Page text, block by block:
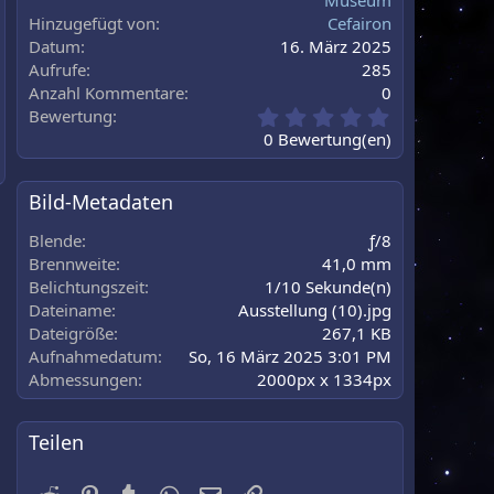
Hinzugefügt von
Cefairon
Datum
16. März 2025
Aufrufe
285
Anzahl Kommentare
0
Bewertung
0
0
0 Bewertung(en)
Bild-Metadaten
Blende
ƒ/8
Brennweite
41,0 mm
Belichtungszeit
1/10 Sekunde(n)
Dateiname
Ausstellung (10).jpg
Dateigröße
267,1 KB
Aufnahmedatum
So, 16 März 2025 3:01 PM
Abmessungen
2000px x 1334px
Teilen